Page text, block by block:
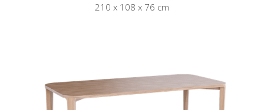
210 x 108 x 76 cm